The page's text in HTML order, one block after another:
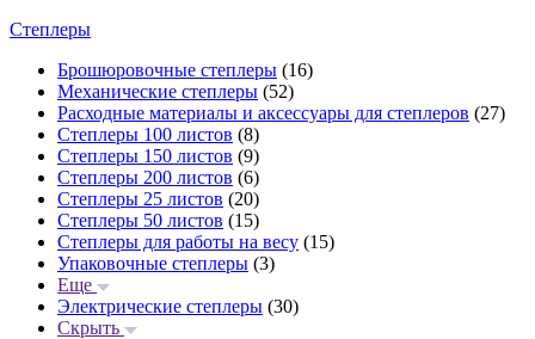
Степлеры
Брошюровочные степлеры (16)
Механические степлеры (52)
Расходные материалы и аксессуары для степлеров (27)
Степлеры 100 листов (8)
Степлеры 150 листов (9)
Степлеры 200 листов (6)
Степлеры 25 листов (20)
Степлеры 50 листов (15)
Степлеры для работы на весу (15)
Упаковочные степлеры (3)
Еще
Электрические степлеры (30)
Скрыть